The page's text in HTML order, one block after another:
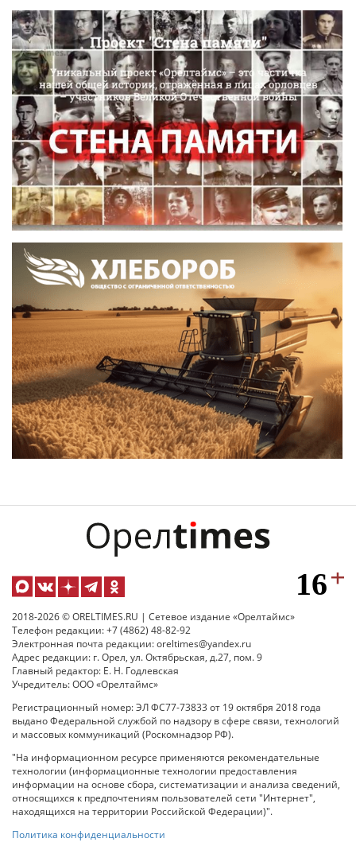
2018-2026 © ORELTIMES.RU | Сетевое издание «Орелтаймс»
Телефон редакции: +7 (4862) 48-82-92
Электронная почта редакции: oreltimes@yandex.ru
Адрес редакции: г. Орел, ул. Октябрьская, д.27, пом. 9
Главный редактор: Е. Н. Годлевская
Учредитель: ООО «Орелтаймс»
Регистрационный номер: ЭЛ ФС77-73833 от 19 октября 2018 года
выдано Федеральной службой по надзору в сфере связи, технологий
и массовых коммуникаций (Роскомнадзор РФ).
"На информационном ресурсе применяются рекомендательные
технологии (информационные технологии предоставления
информации на основе сбора, систематизации и анализа сведений,
относящихся к предпочтениям пользователей сети "Интернет",
находящихся на территории Российской Федерации)".
Политика конфиденциальности